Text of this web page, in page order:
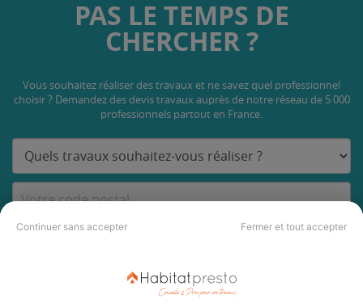
Continuer sans accepter Fermer et tout accepter
PAS LE TEMPS DE
CHERCHER ?
Vous souhaitez réaliser des travaux et ne savez quel professionnel
choisir ? Demandez des devis travaux auprès de notre réseau de 5 000
professionnels partout en France.
DEMANDER UN DEVIS